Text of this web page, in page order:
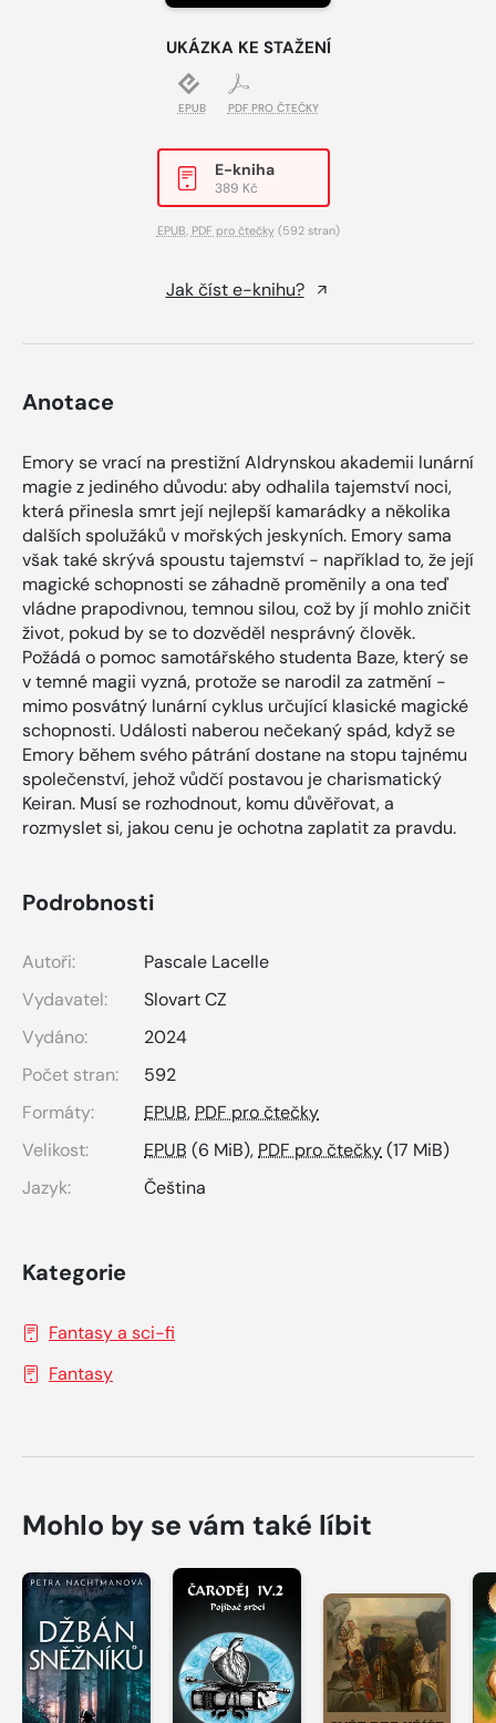
UKÁZKA KE STAŽENÍ
EPUB PDF PRO ČTEČKY
E-kniha
389 Kč
EPUB, PDF pro čtečky(592 stran)
Jak číst e-knihu?
Anotace
Emory se vrací na prestižní Aldrynskou akademii lunární
magie z jediného důvodu: aby odhalila tajemství noci,
která přinesla smrt její nejlepší kamarádky a několika
dalších spolužáků v mořských jeskyních. Emory sama
však také skrývá spoustu tajemství - například to, že její
magické schopnosti se záhadně proměnily a ona teď
vládne prapodivnou, temnou silou, což by jí mohlo zničit
život, pokud by se to dozvěděl nesprávný člověk.
Požádá o pomoc samotářského studenta Baze, který se
v temné magii vyzná, protože se narodil za zatmění -
mimo posvátný lunární cyklus určující klasické magické
schopnosti. Události naberou nečekaný spád, když se
Emory během svého pátrání dostane na stopu tajnému
společenství, jehož vůdčí postavou je charismatický
Keiran. Musí se rozhodnout, komu důvěřovat, a
rozmyslet si, jakou cenu je ochotna zaplatit za pravdu.
Podrobnosti
Autoři:
Pascale Lacelle
Vydavatel:
Slovart CZ
Vydáno:
2024
Počet stran:
592
Formáty:
EPUB,PDF pro čtečky
Velikost:
EPUB (6 MiB),PDF pro čtečky(17 MiB)
Jazyk:
Čeština
Kategorie
Fantasy a sci-fi
Fantasy
Mohlo by se vám také líbit